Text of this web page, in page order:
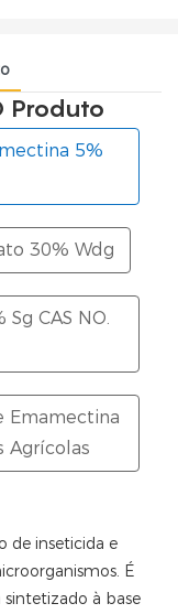
Produto
5%
30% Wdg
CAS NO.
Emamectina
Agrícolas
de inseticida e
É
à base
amplo
mais
a outros
efeito residual
Ao mesmo